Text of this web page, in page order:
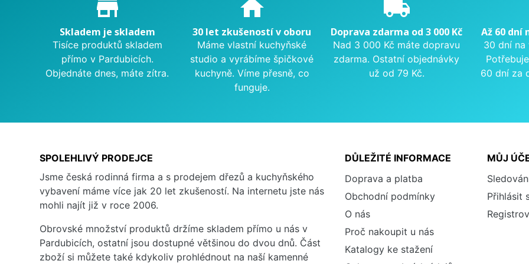
store_mall_directory
Skladem je skladem
Tisíce produktů skladem
přímo v Pardubicích.
Objednáte dnes, máte zítra.
home
30 let zkušeností v oboru
Máme vlastní kuchyňské
studio a vyrábíme špičkové
kuchyně. Víme přesně, co
funguje.
local_shipping
Doprava zdarma od 3 000 Kč
Nad 3 000 Kč máte dopravu
zdarma. Ostatní objednávky
už od 79 Kč.
Až 60 dní
30 dní na
60 dní za
SPOLEHLIVÝ PRODEJCE
Jsme česká rodinná firma a s prodejem dřezů a kuchyňského
vybavení máme více jak 20 let zkušeností. Na internetu jste nás
mohli najít již v roce 2006.
Obrovské množství produktů držíme skladem přímo u nás v
Pardubicích, ostatní jsou dostupné většinou do dvou dnů. Část
zboží si můžete také kdykoliv prohlédnout na naší kamenné
DŮLEŽITÉ INFORMACE
Doprava a platba
Obchodní podmínky
O nás
Proč nakoupit u nás
Katalogy ke stažení
MŮJ
Přihlásit